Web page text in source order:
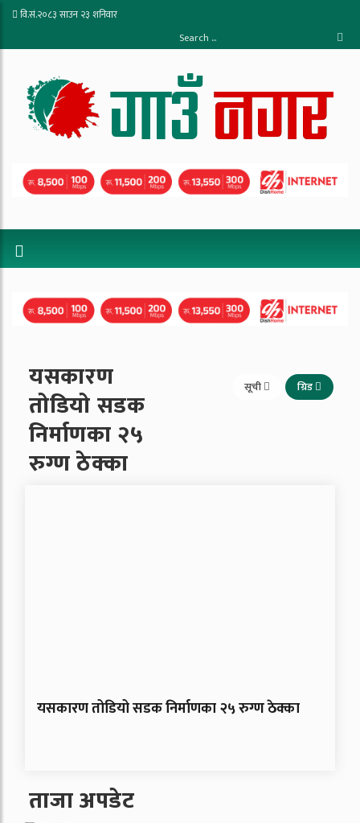
वि.सं.२०८३ साउन २३ शनिवार
यसकारण
तोडियो सडक
निर्माणका २५
रुग्ण ठेक्का
सूची ग्रिड
यसकारण तोडियो सडक निर्माणका २५ रुग्ण ठेक्का
ताजा अपडेट